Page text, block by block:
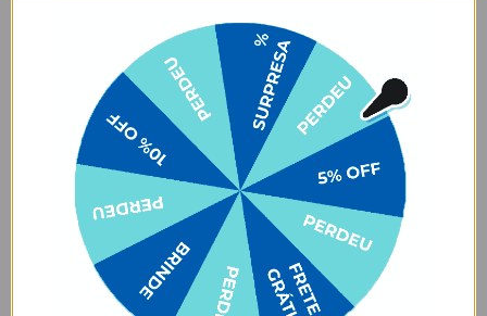
8. Para garrafas que acompanham e-book, o e-book é enviado para
o e-mail cadastrado no site após a emissão da nota fiscal.
9. Essa oferta é válida na compra do Kit, em caso de cancelamento
de um dos produtos haverá perda do benefício promocional.
Garantia:
Arrependimento
- Os nossos produtos personalizados (estampados ou
customizados com nome/foto ) são feitos especialmente para você,
de acordo com a opção escolhida no momento da compra.
- Isso significa que a produção só começa após a confirmação do
pedido, e o item é criado exclusivamente com a estampa
mesmo quando não há customização com nome